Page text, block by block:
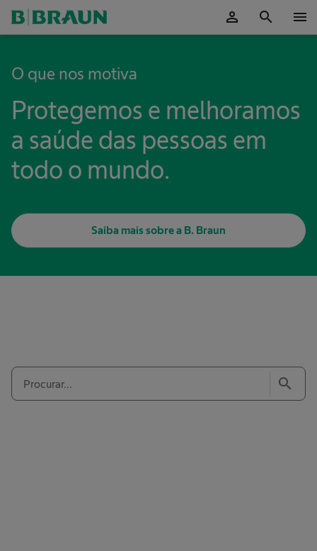
person search menu
O que nos motiva
Protegemos e melhoramos
a saúde das pessoas em
todo o mundo.
Saiba mais sobre a B. Braun
search